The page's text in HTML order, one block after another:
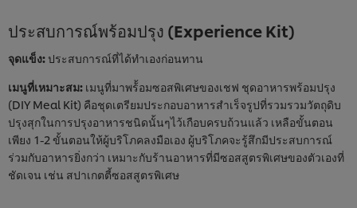
ประสบการณ์พร้อมปรุง (Experience Kit)
จุดแข็ง:ประสบการณ์ที่ได้ทำเองก่อนทาน
เมนูที่เหมาะสม: เมนูที่มาพร้้อมซอสพิเศษของเชฟ ชุดอาหารพร้อมปรุง
(DIY Meal Kit) คือชุดเตรียมประกอบอาหารสำเร็จรูปที่รวมรวมวัตถุดิบ
ปรุงสุกในการปรุงอาหารชนิดนั้นๆไว้เกือบครบถ้วนแล้ว เหลือขั้นตอน
เพียง 1-2 ขั้นตอนให้ผู้บริโภคลงมือเอง ผู้บริโภคจะรู้สึกมีประสบการณ์
ร่วมกับอาหารยิ่งกว่า เหมาะกับร้านอาหารที่มีซอสสูตรพิเศษของตัวเองที่
ชัดเจน เช่น สปาเกตตี้ซอสสูตรพิเศษ